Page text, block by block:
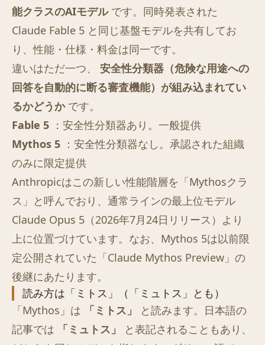
能クラスのAIモデルです。同時発表された
Claude Fable 5 と同じ基盤モデルを共有してお
り、性能・仕様・料金は同一です。
違いはただ一つ、 安全性分類器（危険な用途への
回答を自動的に断る審査機能）が組み込まれてい
るかどうかです。
Fable 5 ：安全性分類器あり。一般提供
Mythos 5 ：安全性分類器なし。承認された組織
のみに限定提供
Anthropicはこの新しい性能階層を「Mythosクラ
ス」と呼んでおり、通常ラインの最上位モデル
Claude Opus 5 （2026年7月24日リリース）より
上に位置づけています。なお、Mythos 5は以前限
定公開されていた「Claude Mythos Preview」の
後継にあたります。
読み方は「ミトス」（「ミュトス」とも）
「Mythos」は
「ミトス」
と読みます。日本語の
記事では
「ミュトス」
と表記されることもあり、